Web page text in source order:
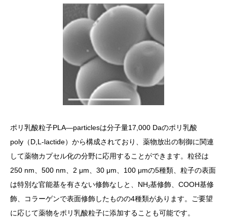
ポリ乳酸粒子PLA―particlesは分子量17,000 Daのポリ乳酸
poly（D,L-lactide）から構成されており、薬物放出の制御に関連
して薬物カプセル化の分野に応用することができます。粒径は
250 nm、500 nm、2 μm、30 μm、100 μmの5種類、粒子の表面
は特別な官能基を有さない修飾なしと、NH2基修飾、COOH基修
飾、コラーゲンで表面修飾したものの4種類があります。ご要望
に応じて薬物をポリ乳酸粒子に添加することも可能です。